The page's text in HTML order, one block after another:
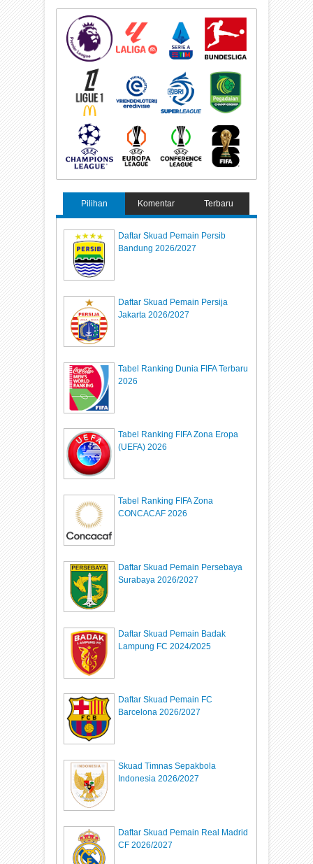
Pilihan Komentar Terbaru
Daftar Skuad Pemain Persib
Bandung 2026/2027
Daftar Skuad Pemain Persija
Jakarta 2026/2027
Tabel Ranking Dunia FIFA Terbaru
2026
Tabel Ranking FIFA Zona Eropa
(UEFA) 2026
Tabel Ranking FIFA Zona
CONCACAF 2026
Daftar Skuad Pemain Persebaya
Surabaya 2026/2027
Daftar Skuad Pemain Badak
Lampung FC 2024/2025
Daftar Skuad Pemain FC
Barcelona 2026/2027
Skuad Timnas Sepakbola
Indonesia 2026/2027
Daftar Skuad Pemain Real Madrid
CF 2026/2027